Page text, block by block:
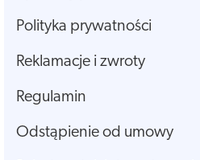
Polityka prywatności
Reklamacje i zwroty
Regulamin
Odstąpienie od umowy